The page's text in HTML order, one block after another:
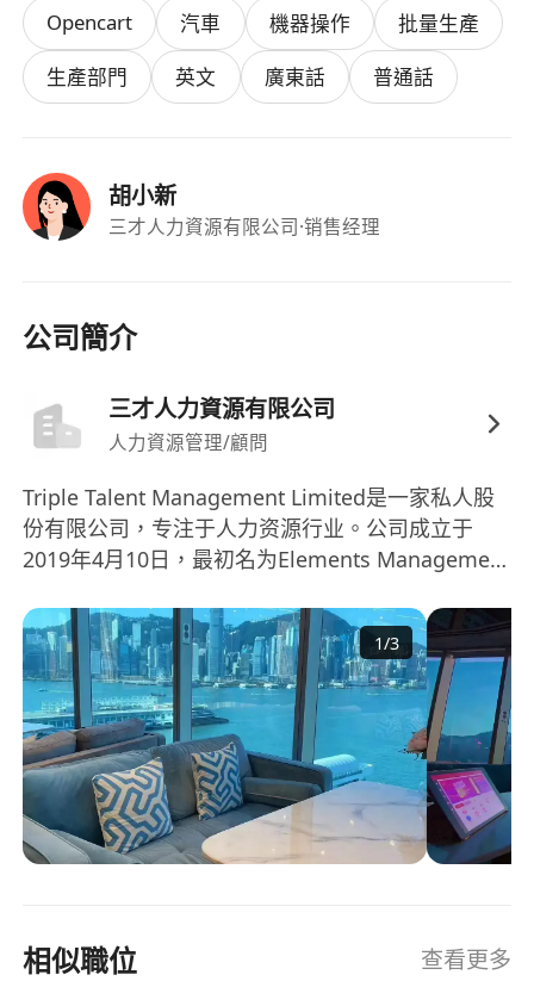
Opencart 汽車 機器操作
批量生產
生產部門
英文 廣東話 普通話
胡小新
三才人力資源有限公司·销售经理
公司簡介
三才人力資源有限公司
人力資源管理/顧問
Triple Talent Management Limited是一家私人股
份有限公司，专注于人力资源行业。公司成立于
2019年4月10日，最初名为Elements Management
（香港）有限公司，再于2023年5月31日改名为
Triple Talent Management Limited。 Triple
Talent Management Limited is a private limited
company specializing in the human resources
industry. The company was established on April
10, 2019, initially named Elements Management
(HK) Company Limited, later renamed to Sancai
Management (Hong Kong) Limited, and finally
changed its name to Triple Talent Management
1/3
相似職位 查看更多